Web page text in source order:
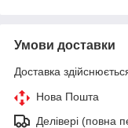
Умови доставки
Доставка
Нова Пошта
Делівері (повна